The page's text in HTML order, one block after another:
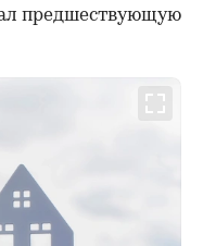
предшествующую